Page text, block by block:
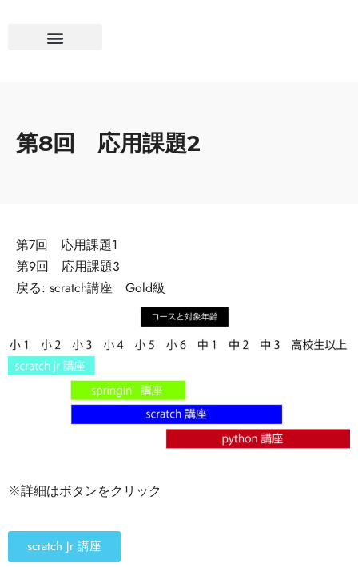
第8回 応用課題2
第7回 応用課題1
第9回 応用課題3
戻る: scratch講座 Gold級
※詳細はボタンをクリック
scratch Jr 講座